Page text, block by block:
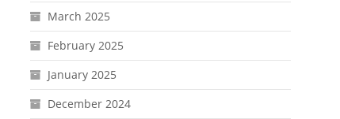
March 2025
February 2025
January 2025
December 2024